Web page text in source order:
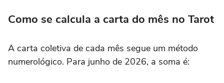
Como se calcula a carta do mês no Tarot
A carta coletiva de cada mês segue um método
numerológico. Para junho de 2026, a soma é: